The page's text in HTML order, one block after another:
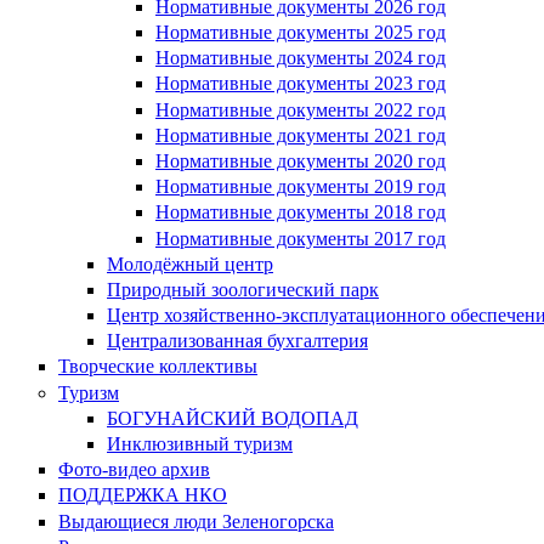
Нормативные документы 2026 год
Нормативные документы 2025 год
Нормативные документы 2024 год
Нормативные документы 2023 год
Нормативные документы 2022 год
Нормативные документы 2021 год
Нормативные документы 2020 год
Нормативные документы 2019 год
Нормативные документы 2018 год
Нормативные документы 2017 год
Молодёжный центр
Природный зоологический парк
Центр хозяйственно-эксплуатационного
Централизованная бухгалтерия
Творческие коллективы
Туризм
БОГУНАЙСКИЙ ВОДОПАД
Инклюзивный туризм
Фото-видео архив
ПОДДЕРЖКА НКО
Выдающиеся люди Зеленогорска